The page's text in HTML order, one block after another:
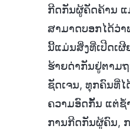
ກີດກັນຜູ້ຄັດຄ້ານ ແ
ສາມາດບອກໄດ້ວ່
ນີ້ແມ່ນສິ່ງທີ່ເປີດເ
ຮ້າຍດ່າກັນຢູ່ຕາມຖ
ຊັດເຈນ, ທຸກຄົນທີ່
ຄວາມອົດກັ້ນ ແຕ່ຊໍ້
ການກີດກັນຜູ້ຄົນ,